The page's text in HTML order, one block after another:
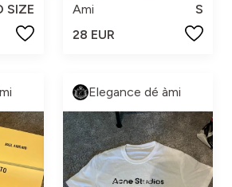
SIZE
Ami
S
28 EUR
Elegance dé àmi